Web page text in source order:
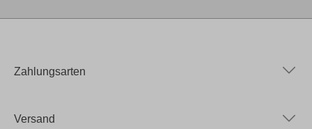
Zahlungsarten
Versand